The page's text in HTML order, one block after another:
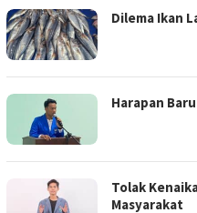
Dilema Ikan
Harapan
Tolak
Masyarakat